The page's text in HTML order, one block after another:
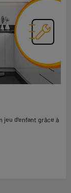
d’enfant grâce à